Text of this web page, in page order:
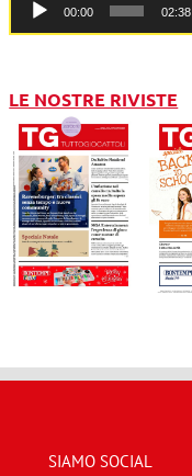
00:00 02:38
LE NOSTRE RIVISTE
SIAMO SOCIAL